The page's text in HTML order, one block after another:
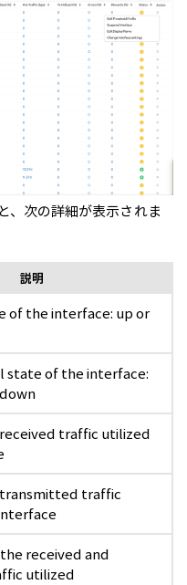
、次の詳細が表示されま
説明
of the interface: up or
state of the interface:
traffic utilized
traffic
received and
utilized